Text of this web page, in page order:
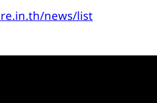
news/list